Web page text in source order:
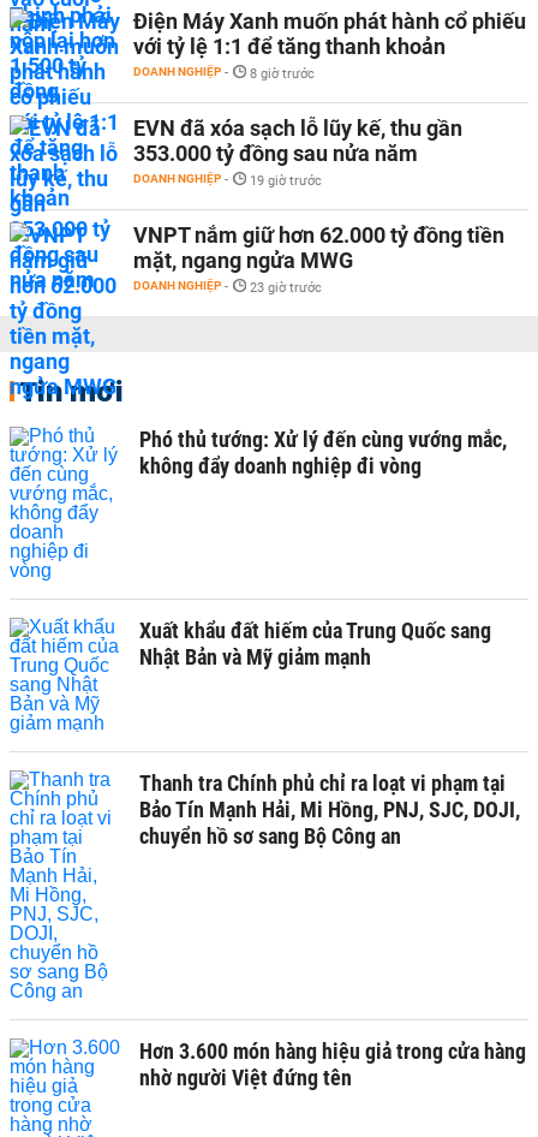
Điện Máy Xanh muốn phát hành cổ phiếu
với tỷ lệ 1:1 để tăng thanh khoản
DOANH NGHIỆP - 8 giờ trước
EVN đã xóa sạch lỗ lũy kế, thu gần
353.000 tỷ đồng sau nửa năm
DOANH NGHIỆP - 19 giờ trước
VNPT nắm giữ hơn 62.000 tỷ đồng tiền
mặt, ngang ngửa MWG
DOANH NGHIỆP - 23 giờ trước
Tin mới
Phó thủ tướng: Xử lý đến cùng vướng mắc,
không đẩy doanh nghiệp đi vòng
Xuất khẩu đất hiếm của Trung Quốc sang
Nhật Bản và Mỹ giảm mạnh
Thanh tra Chính phủ chỉ ra loạt vi phạm tại
Bảo Tín Mạnh Hải, Mi Hồng, PNJ, SJC, DOJI,
chuyển hồ sơ sang Bộ Công an
Hơn 3.600 món hàng hiệu giả trong cửa hàng
nhờ người Việt đứng tên